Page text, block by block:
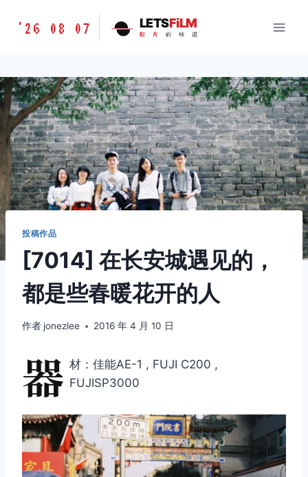
胶
味
道
LETSFILM
'26 08 07 LETSFiLM
胶 片 的 味 道
投稿作品
[7014] 在长安城遇见的，
都是些春暖花开的人
作者 jonezlee 2016 年 4 月 10 日
器 材：佳能AE-1 , FUJI C200 ,
FUJISP3000